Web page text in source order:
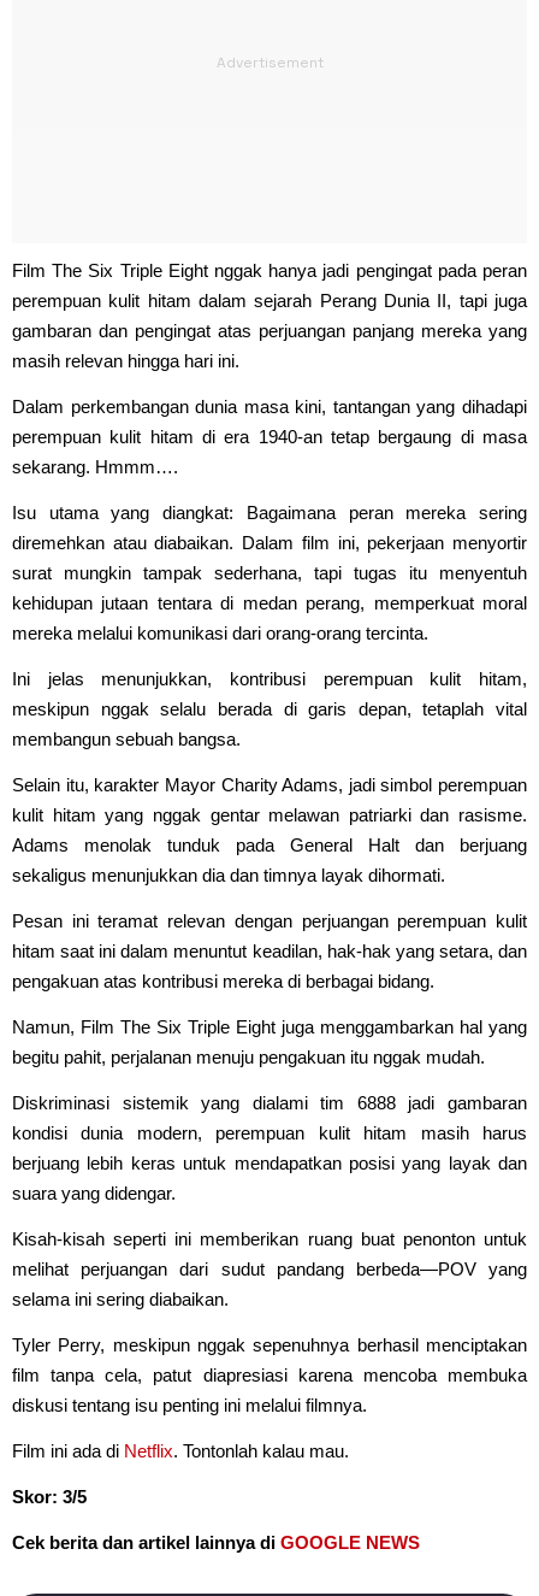
Film The Six Triple Eight nggak hanya jadi pengingat pada peran
perempuan kulit hitam dalam sejarah Perang Dunia II, tapi juga
gambaran dan pengingat atas perjuangan panjang mereka yang
masih relevan hingga hari ini.
Dalam perkembangan dunia masa kini, tantangan yang dihadapi
perempuan kulit hitam di era 1940-an tetap bergaung di masa
sekarang. Hmmm….
Isu utama yang diangkat: Bagaimana peran mereka sering
diremehkan atau diabaikan. Dalam film ini, pekerjaan menyortir
surat mungkin tampak sederhana, tapi tugas itu menyentuh
kehidupan jutaan tentara di medan perang, memperkuat moral
mereka melalui komunikasi dari orang-orang tercinta.
Ini jelas menunjukkan, kontribusi perempuan kulit hitam,
meskipun nggak selalu berada di garis depan, tetaplah vital
membangun sebuah bangsa.
Selain itu, karakter Mayor Charity Adams, jadi simbol perempuan
kulit hitam yang nggak gentar melawan patriarki dan rasisme.
Adams menolak tunduk pada General Halt dan berjuang
sekaligus menunjukkan dia dan timnya layak dihormati.
Pesan ini teramat relevan dengan perjuangan perempuan kulit
hitam saat ini dalam menuntut keadilan, hak-hak yang setara, dan
pengakuan atas kontribusi mereka di berbagai bidang.
Namun, Film The Six Triple Eight juga menggambarkan hal yang
begitu pahit, perjalanan menuju pengakuan itu nggak mudah.
Diskriminasi sistemik yang dialami tim 6888 jadi gambaran
kondisi dunia modern, perempuan kulit hitam masih harus
berjuang lebih keras untuk mendapatkan posisi yang layak dan
suara yang didengar.
Kisah-kisah seperti ini memberikan ruang buat penonton untuk
melihat perjuangan dari sudut pandang berbeda—POV yang
selama ini sering diabaikan.
Tyler Perry, meskipun nggak sepenuhnya berhasil menciptakan
film tanpa cela, patut diapresiasi karena mencoba membuka
diskusi tentang isu penting ini melalui filmnya.
Film ini ada di Netflix. Tontonlah kalau mau.
Skor: 3/5
Cek berita dan artikel lainnya di GOOGLE NEWS